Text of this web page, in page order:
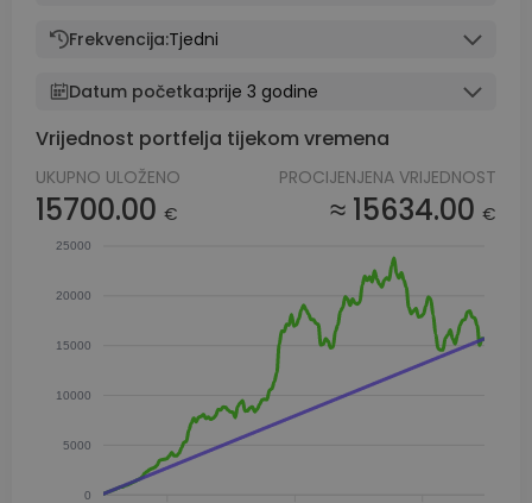
Frekvencija:Tjedni
Datum početka:prije 3 godine
Vrijednost portfelja tijekom vremena
UKUPNO ULOŽENO
15700.00 €
PROCIJENJENA VRIJEDNOST
≈ 15634.00 €
25000
20000
15000
10000
5000
0